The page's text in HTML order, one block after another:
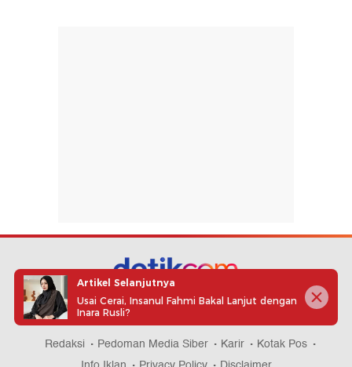
part of
Redaksi Pedoman Media Siber Karir
Kotak Pos
Artikel Selanjutnya
Usai Cerai, Insanul Fahmi Bakal Lanjut dengan
Inara Rusli?